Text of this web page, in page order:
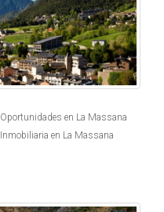
Oportunidades en La Massana
Inmobiliaria en La Massana